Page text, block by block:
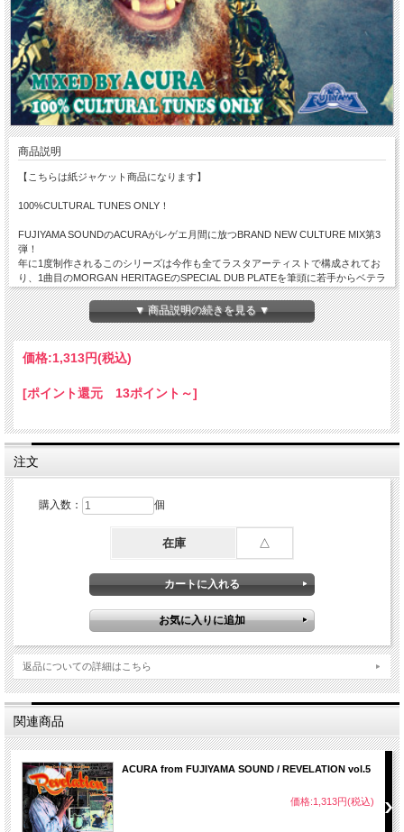
商品説明
【こちらは紙ジャケット商品になります】
100%CULTURAL TUNES ONLY！
FUJIYAMA SOUNDのACURAがレゲエ月間に放つBRAND NEW CULTURE MIX第3
弾！
年に1度制作されるこのシリーズは今作も全てラスタアーティストで構成されてお
り、1曲目のMORGAN HERITAGEのSPECIAL DUB PLATEを筆頭に若手からベテラ
ンアーティスト達の力強い曲を焦りの無い流れの中に溶け込ませているので凄く聞
きやすい1枚に仕上がっている！
特に注目すべきは今年のグラミー賞にノミネートされたRAGING FYAHやALBUM
のリリースが待ち遠しいDAMIAN MARLEYの新譜なども収録されおり、他では聞け
ない曲を楽しみながら発見出来るのもこのMIXのポイント！
2月のジャマイカはレゲエ月間という事もあり、このシリーズを通してREGGAE
ージを直に受け取って欲しい！
-TRACK LIST-
☆Singles
01. Freedom - Morgan Heritage (Dub)
06. Never Never - Lutan Fyah
☆Mile High Riddim
07. Hungry Days - Bush Man
09. Nice Up Di Scene - Mortimer
☆Singles
10. Carry On - Alborosie & Sandy Smith
11. Zion Youth - Alborosie & Sugus
12. Rich - Alborosie
☆Guidance & Protection Riddim
13. Gas Dem - Pressure Busspipe
14. Scotch Bonnet - King Mas & Fya Uman
15. Blowing In The Wind - Jesse Royal
16. Real Medz - Mortimer
▼ 商品説明の続きを見る ▼
価格:1,313円(税込)
[ポイント還元 13ポイント～]
注文
購入数： 個
在庫 △
返品についての詳細はこちら
関連商品
ACURA from FUJIYAMA SOUND / REVELATION vol.5
価格:1,313円(税込)